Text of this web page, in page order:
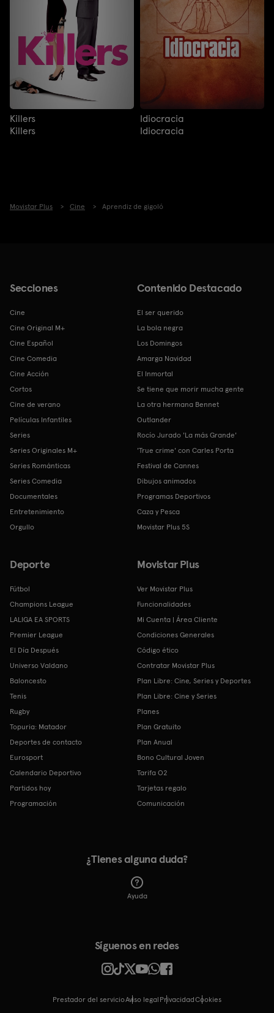
Killers
Killers
Idiocracia
Idiocracia
Movistar Plus Cine Aprendiz de gigoló
Secciones
Cine
Cine Original M+
Cine Español
Cine Comedia
Cine Acción
Cortos
Cine de verano
Películas Infantiles
Series
Series Originales M+
Series Románticas
Series Comedia
Documentales
Entretenimiento
Orgullo
Contenido Destacado
El ser querido
La bola negra
Los Domingos
Amarga Navidad
El Inmortal
Se tiene que morir mucha gente
La otra hermana Bennet
Outlander
Rocío Jurado 'La más Grande'
'True crime' con Carles Porta
Festival de Cannes
Dibujos animados
Programas Deportivos
Caza y Pesca
Movistar Plus 5S
Deporte
Fútbol
Champions League
LALIGA EA SPORTS
Premier League
El Día Después
Universo Valdano
Baloncesto
Tenis
Rugby
Topuria: Matador
Deportes de contacto
Eurosport
Calendario Deportivo
Partidos hoy
Programación
Movistar Plus
Ver Movistar Plus
Funcionalidades
Mi Cuenta | Área Cliente
Condiciones Generales
Código ético
Contratar Movistar Plus
Plan Libre: Cine, Series y Deportes
Plan Libre: Cine y Series
Planes
Plan Gratuito
Plan Anual
Bono Cultural Joven
Tarifa O2
Tarjetas regalo
Comunicación
¿Tienes alguna duda?
Ayuda
Prestador del servicioAviso legal Privacidad cookies
Síguenos en redes